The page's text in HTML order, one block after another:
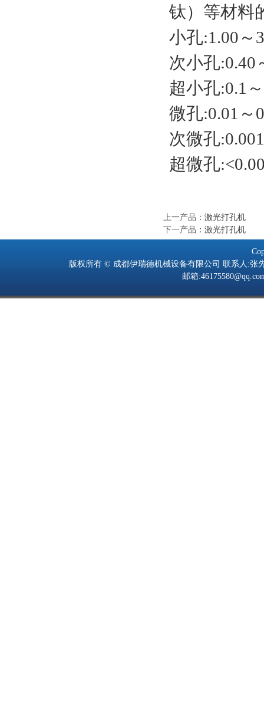
钛）等材料
小孔:1.00～
次小孔:0.40
超小孔:0.1
微孔:0.01～
次微孔
超微孔
上一产品 ： 激光打孔机
下一产品 ： 激光打孔机
版权所有 © 成都伊瑞德机械设备有限公司 联系人:张先
邮箱